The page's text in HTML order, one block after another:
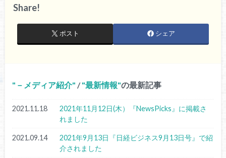
Share!
ポスト シェア
－メディア紹介 / 最新情報 の最新記事
2021.11.18
2021年11月12日(木）『NewsPicks』に掲載さ
れました
2021.09.14
2021年9月13日『日経ビジネス9月13日号』で紹
介されました